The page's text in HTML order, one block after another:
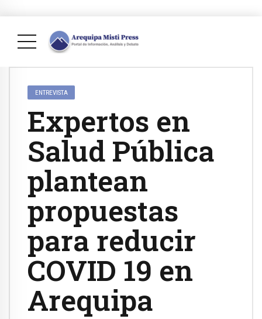
ENTREVISTA
Expertos en
Salud Pública
plantean
propuestas
para reducir
COVID 19 en
Arequipa